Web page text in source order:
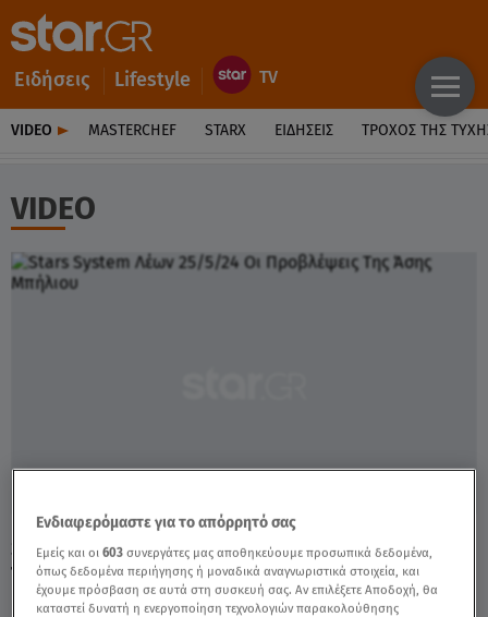
Ειδήσεις Lifestyle
VIDEO MASTERCHEF STARX ΕΙΔΉΣΕΙΣ ΤΡΟΧΌΣ ΤΗΣ
VIDEO
Stars System Λέων 25/5/24 Οι Προβλέψεις
Της Άσης Μπήλιου - Video
Ενδιαφερόμαστε για το απόρρητό σας
Εμείς και οι603 συνεργάτες μας αποθηκεύουμε προσωπικά δεδομένα,
όπως δεδομένα περιήγησης ή μοναδικά αναγνωριστικά στοιχεία, και
έχουμε πρόσβαση σε αυτά στη συσκευή σας. Αν επιλέξετε Αποδοχή, θα
καταστεί δυνατή η ενεργοποίηση τεχνολογιών παρακολούθησης